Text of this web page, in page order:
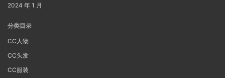
2024 年 1 月
分类目录
CC人物
CC头发
CC服装